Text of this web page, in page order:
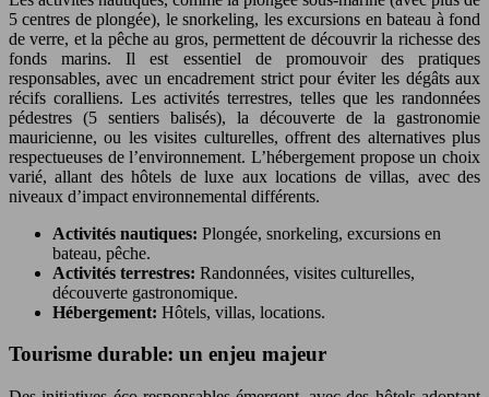
5 centres de plongée), le snorkeling, les excursions en bateau à fond
de verre, et la pêche au gros, permettent de découvrir la richesse des
fonds marins. Il est essentiel de promouvoir des pratiques
responsables, avec un encadrement strict pour éviter les dégâts aux
récifs coralliens. Les activités terrestres, telles que les randonnées
pédestres (5 sentiers balisés), la découverte de la gastronomie
mauricienne, ou les visites culturelles, offrent des alternatives plus
respectueuses de l’environnement. L’hébergement propose un choix
varié, allant des hôtels de luxe aux locations de villas, avec des
niveaux d’impact environnemental différents.
Activités nautiques: Plongée, snorkeling, excursions en
bateau, pêche.
Activités terrestres: Randonnées, visites culturelles,
découverte gastronomique.
Hébergement: Hôtels, villas, locations.
Tourisme durable: un enjeu majeur